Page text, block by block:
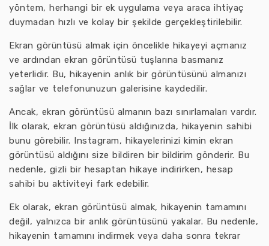
yöntem, herhangi bir ek uygulama veya araca ihtiyaç
duymadan hızlı ve kolay bir şekilde gerçekleştirilebilir.
Ekran görüntüsü almak için öncelikle hikayeyi açmanız
ve ardından ekran görüntüsü tuşlarına basmanız
yeterlidir. Bu, hikayenin anlık bir görüntüsünü almanızı
sağlar ve telefonunuzun galerisine kaydedilir.
Ancak, ekran görüntüsü almanın bazı sınırlamaları vardır.
İlk olarak, ekran görüntüsü aldığınızda, hikayenin sahibi
bunu görebilir. Instagram, hikayelerinizi kimin ekran
görüntüsü aldığını size bildiren bir bildirim gönderir. Bu
nedenle, gizli bir hesaptan hikaye indirirken, hesap
sahibi bu aktiviteyi fark edebilir.
Ek olarak, ekran görüntüsü almak, hikayenin tamamını
değil, yalnızca bir anlık görüntüsünü yakalar. Bu nedenle,
hikayenin tamamını indirmek veya daha sonra tekrar